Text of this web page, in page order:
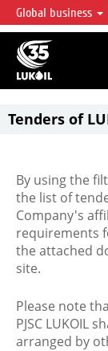
LUKOIL
LUKOIL is one of the
accounting for over
reserves globally.
Global business
Tenders of
By using the
the list of
Company's
requirements
the attached
site.
Please note
PJSC LUKOIL
arranged by